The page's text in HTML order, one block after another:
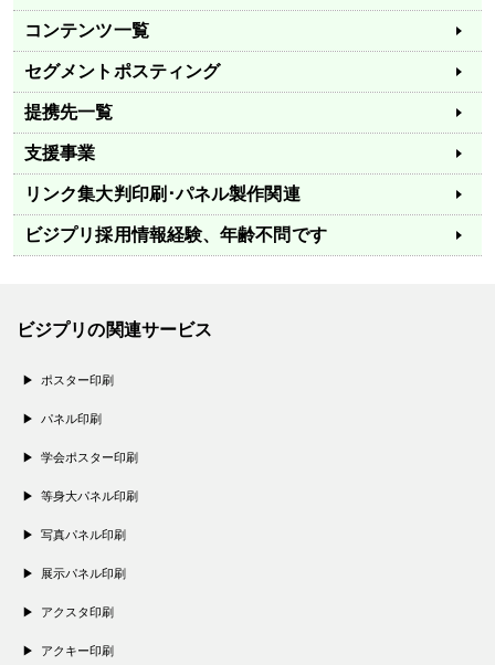
コンテンツ一覧
セグメントポスティング
提携先一覧
支援事業
リンク集大判印刷･パネル製作関連
ビジプリ採用情報経験、年齢不問です
ビジプリの関連サービス
ポスター印刷
パネル印刷
学会ポスター印刷
等身大パネル印刷
写真パネル印刷
展示パネル印刷
アクスタ印刷
アクキー印刷